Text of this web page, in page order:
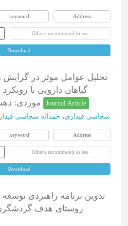
keyword Address
Others recommend to see
Download
تحلیل عوامل موثر در
گیاهان دارویی با
Journal Article
سجاسی قیداری، حمداله سجاسی
keyword Address
Others recommend to see
Download
تدوین برنامه راهبردی توسعه
روستا‌ی هدف گردشگری